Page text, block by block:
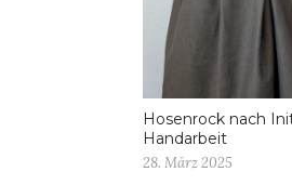
Hosenrock nach
Handarbeit
28. März 2025